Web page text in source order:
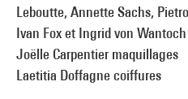
Leboutte, Annette Sachs,
Ivan Fox et Ingrid von
Joëlle Carpentier maquillages
Laetitia Doffagne coiffures